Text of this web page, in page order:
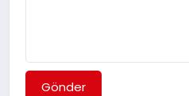
Gönder